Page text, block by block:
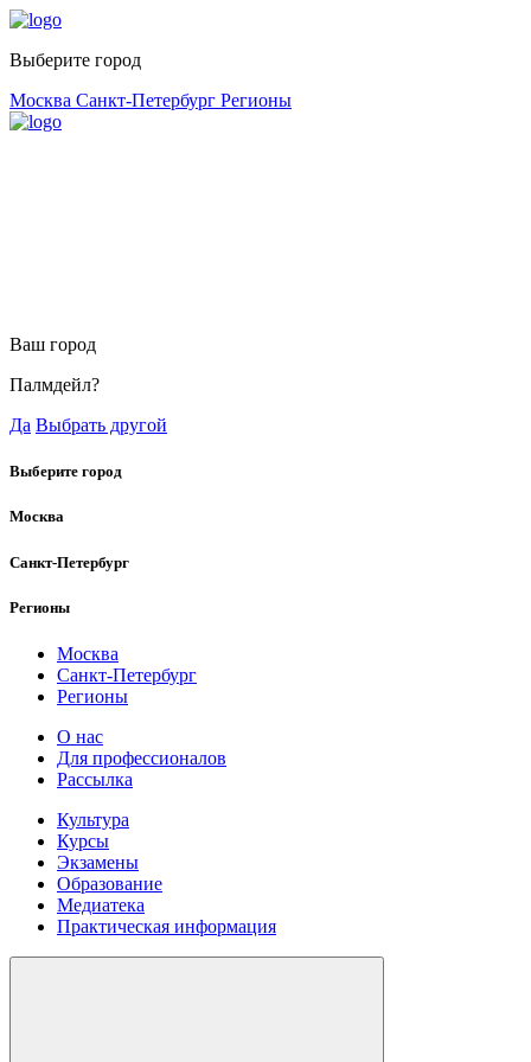
Выберите город
Москва Санкт-Петербург Регионы
Ваш город
Палмдейл?
Да Выбрать другой
Выберите город
Москва
Санкт-Петербург
Регионы
Москва
Санкт-Петербург
Регионы
О нас
Для профессионалов
Рассылка
Культура
Курсы
Экзамены
Образование
Медиатека
Практическая информация